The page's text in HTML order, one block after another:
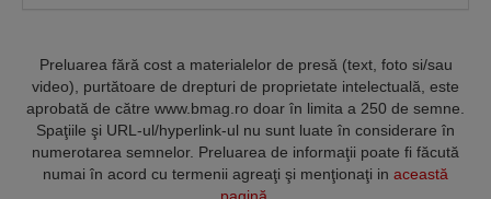
Preluarea fără cost a materialelor de presă (text, foto si/sau
video), purtătoare de drepturi de proprietate intelectuală, este
aprobată de către www.bmag.ro doar în limita a 250 de semne.
Spaţiile şi URL-ul/hyperlink-ul nu sunt luate în considerare în
numerotarea semnelor. Preluarea de informaţii poate fi făcută
numai în acord cu termenii agreaţi şi menţionaţi in această
pagină